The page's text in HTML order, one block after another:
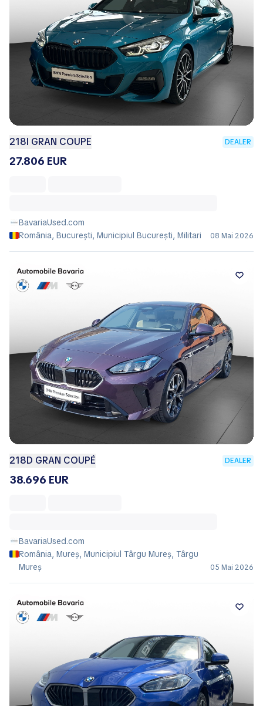
218I GRAN COUPE DEALER
27.806 EUR
BavariaUsed.com
România, București, Municipiul Bucureşti, Militari
08 Mai 2026
218D GRAN COUPÉ DEALER
38.696 EUR
BavariaUsed.com
România, Mureș, Municipiul Târgu Mureş, Târgu
Mureș
05 Mai 2026